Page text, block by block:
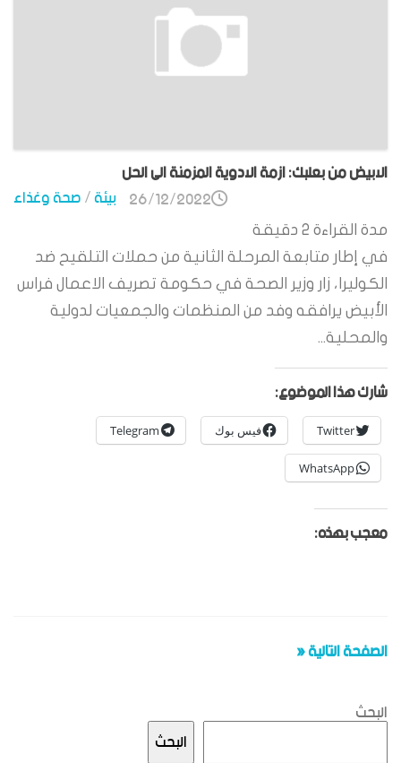
الابيض من بعلبك: ازمة الادوية المزمنة الى الحل
بيئة/صحة وغذاء 26/12/2022
مدة القراءة 2 دقيقة
في إطار متابعة المرحلة الثانية من حملات التلقيح ضد
الكوليرا، زار وزير الصحة في حكومة تصريف الاعمال فراس
الأبيض يرافقه وفد من المنظمات والجمعيات لدولية
والمحلية...
شارك هذا الموضوع:
Twitter فيس بوك Telegram
WhatsApp
معجب بهذه:
الصفحة التالية «
البحث
البحث